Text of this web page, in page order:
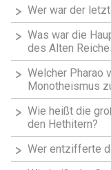
Wer war der
Was war die
des Alten
Welcher Pharao
Monotheismus
Wie heißt die
den Hethitern?
Wer entzifferte